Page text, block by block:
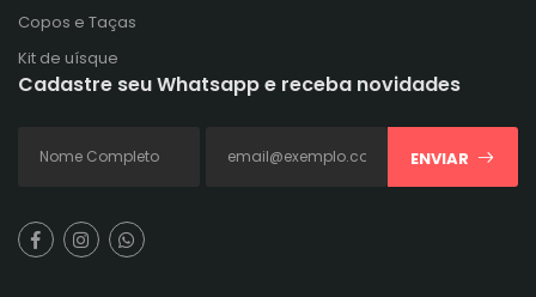
Copos e Taças
Kit de uísque
Cadastre seu Whatsapp e receba novidades
ENVIAR